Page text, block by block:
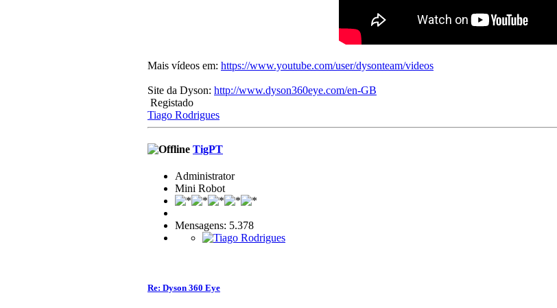
Mais vídeos em: https://www.youtube.com/user/dysonteam/videos
Site da Dyson: http://www.dyson360eye.com/en-GB
Registado
Tiago Rodrigues
TigPT
Administrator
Mini Robot
Mensagens: 5.378
Re: Dyson 360 Eye